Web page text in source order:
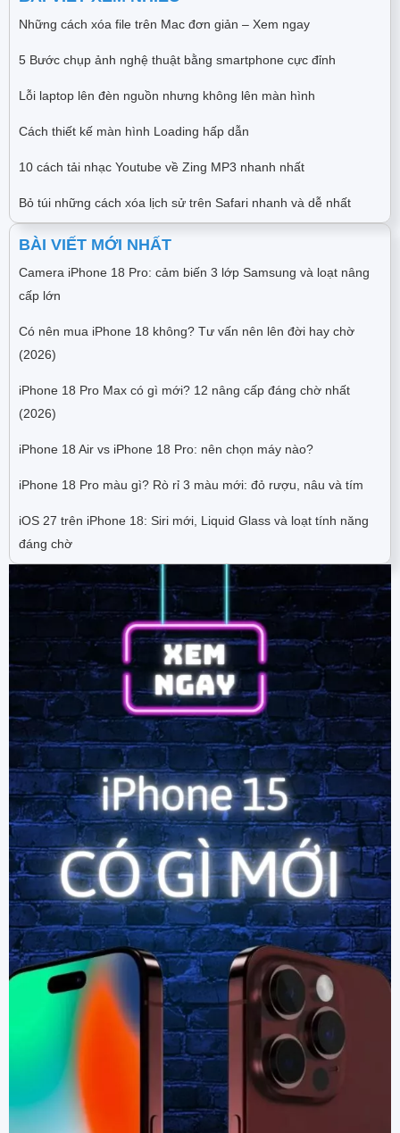
Những cách xóa file trên Mac đơn giản – Xem ngay
5 Bước chụp ảnh nghệ thuật bằng smartphone cực đỉnh
Lỗi laptop lên đèn nguồn nhưng không lên màn hình
Cách thiết kế màn hình Loading hấp dẫn
10 cách tải nhạc Youtube về Zing MP3 nhanh nhất
Bỏ túi những cách xóa lịch sử trên Safari nhanh và dễ nhất
BÀI VIẾT MỚI NHẤT
Camera iPhone 18 Pro: cảm biến 3 lớp Samsung và loạt nâng
cấp lớn
Có nên mua iPhone 18 không? Tư vấn nên lên đời hay chờ
(2026)
iPhone 18 Pro Max có gì mới? 12 nâng cấp đáng chờ nhất
(2026)
iPhone 18 Air vs iPhone 18 Pro: nên chọn máy nào?
iPhone 18 Pro màu gì? Rò rỉ 3 màu mới: đỏ rượu, nâu và tím
iOS 27 trên iPhone 18: Siri mới, Liquid Glass và loạt tính năng
đáng chờ